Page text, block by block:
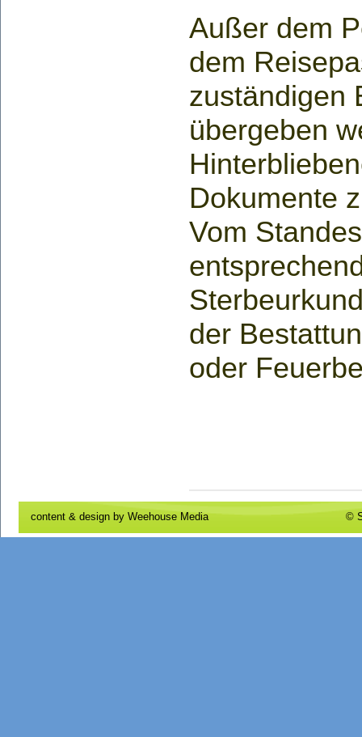
Außer dem
dem
zuständigen
übergeben
Dokumente
Vom
der
oder
content & design by Weehouse Media ©